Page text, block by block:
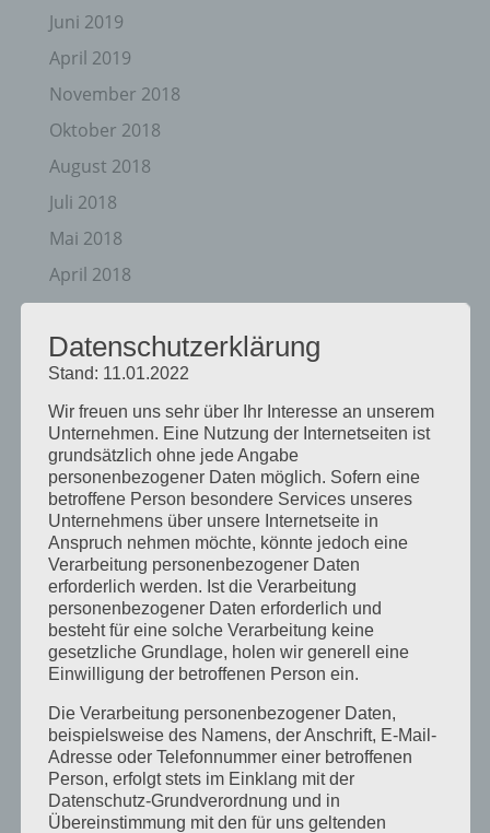
Juni 2019
April 2019
November 2018
Oktober 2018
August 2018
Juli 2018
Mai 2018
April 2018
August 2017
Juli 2017
Juni 2017
August 2016
Juli 2016
November 2015
September 2015
August 2015
Juli 2015
Mai 2015
April 2015
August 2014
Juli 2014
Juni 2014
Januar 2014
Datenschutzerklärung
Stand: 11.01.2022
Wir freuen uns sehr über Ihr Interesse an unserem
Unternehmen. Eine Nutzung der Internetseiten ist
grundsätzlich ohne jede Angabe
personenbezogener Daten möglich. Sofern eine
betroffene Person besondere Services unseres
Unternehmens über unsere Internetseite in
Anspruch nehmen möchte, könnte jedoch eine
Verarbeitung personenbezogener Daten
erforderlich werden. Ist die Verarbeitung
personenbezogener Daten erforderlich und
besteht für eine solche Verarbeitung keine
gesetzliche Grundlage, holen wir generell eine
Einwilligung der betroffenen Person ein.
Die Verarbeitung personenbezogener Daten,
beispielsweise des Namens, der Anschrift, E-Mail-
Adresse oder Telefonnummer einer betroffenen
Person, erfolgt stets im Einklang mit der
Datenschutz-Grundverordnung und in
Übereinstimmung mit den für uns geltenden